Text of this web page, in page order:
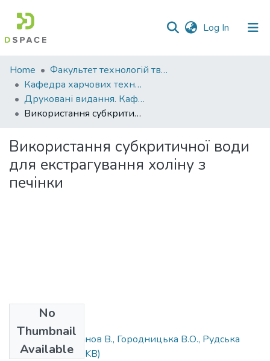
Log In (current)
Communities
&
Collections
All of DSpace
Statistics
Home
Факультет технологій тваринництва та продовольства
Кафедра харчових технологій
Друковані видання. Кафедра харчових технологій
Використання субкритичної води для екстрагування холіну з печінки
Використання субкритичної води
для екстрагування холіну з
печінки
No
Thumbnail
Available
Дубова Г., Сукманов В., Городницька В.О., Рудська
К.Ю..docx(20.16 KB)